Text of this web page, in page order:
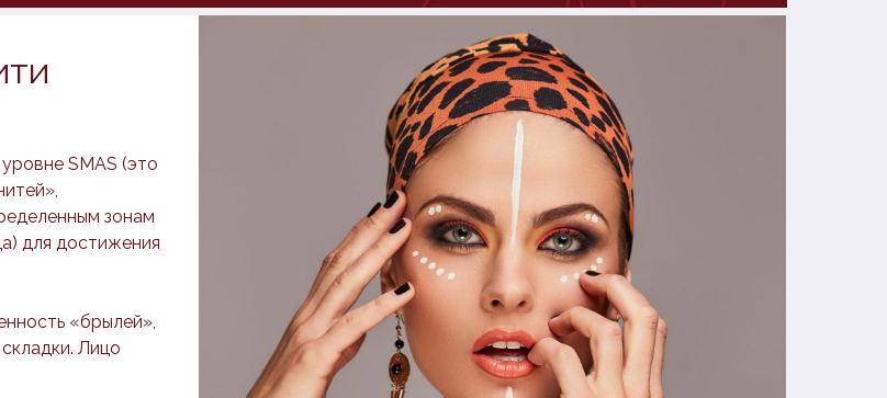
курса из 6-ти процедур авторских массажей лица, дарим эксклюзивные
средства марки HydroPeptide на выбор.
SMAS (это
зонам
для достижения
«брылей»,
Лицо